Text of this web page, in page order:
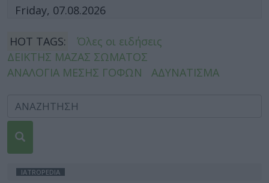
Friday, 07.08.2026
HOT TAGS:
Όλες οι ειδήσεις
ΔΕΙΚΤΗΣ ΜΑΖΑΣ ΣΩΜΑΤΟΣ
ΑΝΑΛΟΓΙΑ ΜΕΣΗΣ ΓΟΦΩΝ
ΑΔΥΝΑΤΙΣΜΑ
IATROPEDIA